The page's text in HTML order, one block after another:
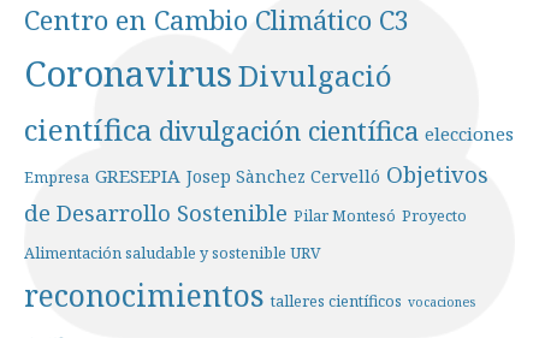
Centro en Cambio Climático C3
CoronavirusDivulgació
científica divulgación científica elecciones
Empresa GRESEPIA Josep Sànchez Cervelló Objetivos
de Desarrollo Sostenible Pilar Montesó Proyecto
Alimentación saludable y sostenible URV
reconocimientos talleres científicos vocaciones